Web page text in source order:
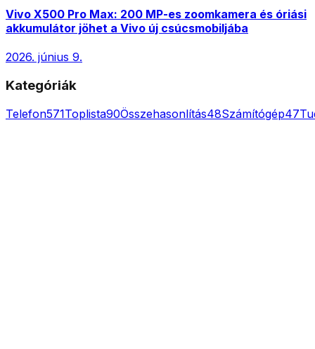
Vivo X500 Pro Max: 200 MP-es zoomkamera és óriási
akkumulátor jöhet a Vivo új csúcsmobiljába
2026. június 9.
Kategóriák
Telefon571Toplista90Összehasonlítás48Számítógép47